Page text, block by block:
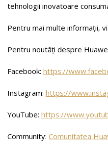
tehnologii inovatoare
Pentru mai multe informații,
Pentru noutăți despre
Facebook: https://
Instagram: https://
YouTube: https://
Community: Comunitatea